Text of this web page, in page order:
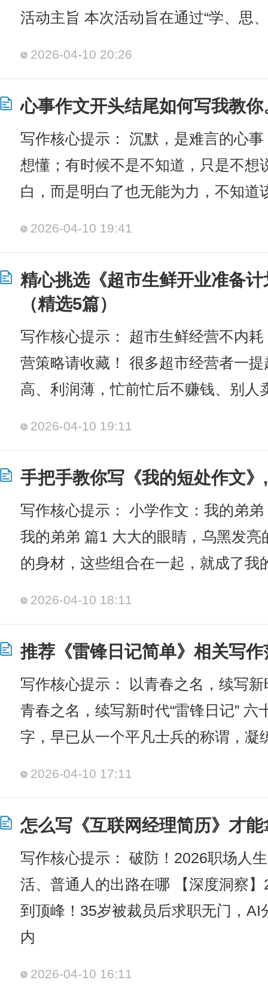
活动主旨 本次活动旨在通过“学、思
2026-04-10 20:26
心事作文开头结尾如何写我教
写作核心提示： 沉默，是难言的心
想懂；有时候不是不知道，只是不想
白，而是明白了也无能为力，不知道
2026-04-10 19:41
精心挑选《超市生鲜开业准备
（精选5篇）
写作核心提示： 超市生鲜经营不内
营策略请收藏！ 很多超市经营者一
高、利润薄，忙前忙后不赚钱、别人
2026-04-10 19:11
手把手教你写《我的短处作文
写作核心提示： 小学作文：我的弟
我的弟弟 篇1 大大的眼睛，乌黑发
的身材，这些组合在一起，就成了我
2026-04-10 18:11
推荐《雷锋日记简单》相关写
写作核心提示： 以青春之名，续写新
青春之名，续写新时代“雷锋日记”
字，早已从一个平凡士兵的称谓，凝
2026-04-10 17:11
怎么写《互联网经理简历》才
写作核心提示： 破防！2026职场人
活、普通人的出路在哪 【深度洞察
到顶峰！35岁被裁员后求职无门，
内
2026-04-10 16:11